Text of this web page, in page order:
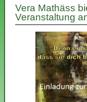
Vera Mathäss
Veranstaltung